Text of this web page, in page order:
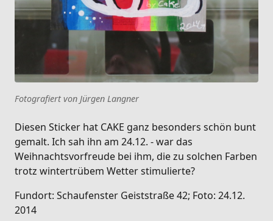
Fotografiert von Jürgen Langner
Diesen Sticker hat CAKE ganz besonders schön bunt
gemalt. Ich sah ihn am 24.12. - war das
Weihnachtsvorfreude bei ihm, die zu solchen Farben
trotz wintertrübem Wetter stimulierte?
Fundort: Schaufenster Geiststraße 42; Foto: 24.12.
2014